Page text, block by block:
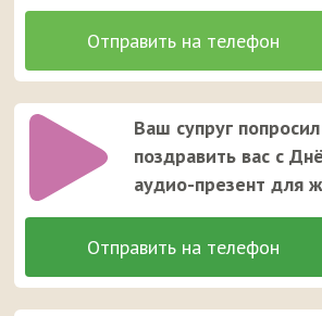
Ваш супруг
поздравить вас с
аудио-презент для